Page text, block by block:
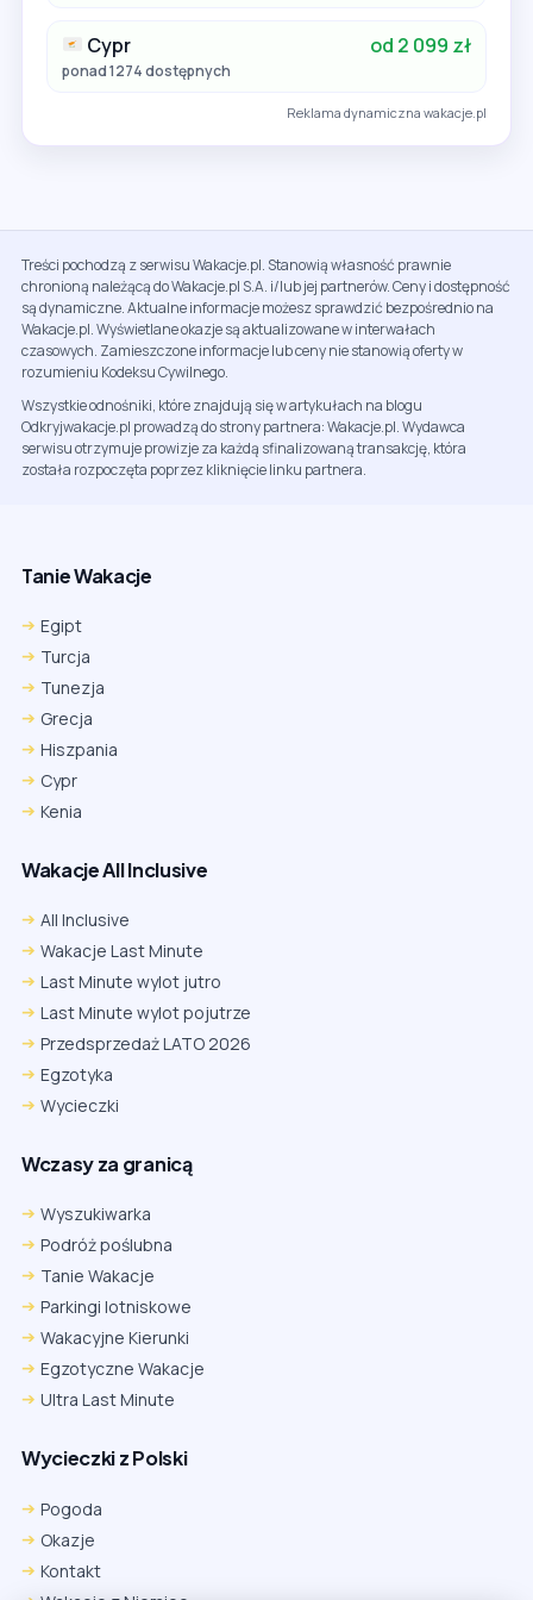
Cypr od 2 099 zł
ponad 1274 dostępnych
Reklama dynamiczna wakacje.pl
Treści pochodzą z serwisu Wakacje.pl. Stanowią własność prawnie
chronioną należącą do Wakacje.pl S.A. i/lub jej partnerów. Ceny i dostępność
są dynamiczne. Aktualne informacje możesz sprawdzić bezpośrednio na
Wakacje.pl. Wyświetlane okazje są aktualizowane w interwałach
czasowych. Zamieszczone informacje lub ceny nie stanowią oferty w
rozumieniu Kodeksu Cywilnego.
Wszystkie odnośniki, które znajdują się w artykułach na blogu
Odkryjwakacje.pl prowadzą do strony partnera: Wakacje.pl. Wydawca
serwisu otrzymuje prowizje za każdą sfinalizowaną transakcję, która
została rozpoczęta poprzez kliknięcie linku partnera.
Tanie Wakacje
Egipt
Turcja
Tunezja
Grecja
Hiszpania
Cypr
Kenia
Wakacje All Inclusive
All Inclusive
Wakacje Last Minute
Last Minute wylot jutro
Last Minute wylot pojutrze
Przedsprzedaż LATO 2026
Egzotyka
Wycieczki
Wczasy za granicą
Wyszukiwarka
Podróż poślubna
Tanie Wakacje
Parkingi lotniskowe
Wakacyjne Kierunki
Egzotyczne Wakacje
Ultra Last Minute
Wycieczki z Polski
Pogoda
Okazje
Kontakt
Firefox
Ustawienia → Prywatność i bezpieczeństwo → Pliki cookie innych
firm → ustaw „Zezwalaj”.
Na czas rezerwacji nie blokuj cookies i śledzenia dla tej witryny.